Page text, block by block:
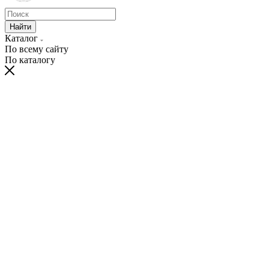
Найти
Каталог
По всему сайту
По каталогу